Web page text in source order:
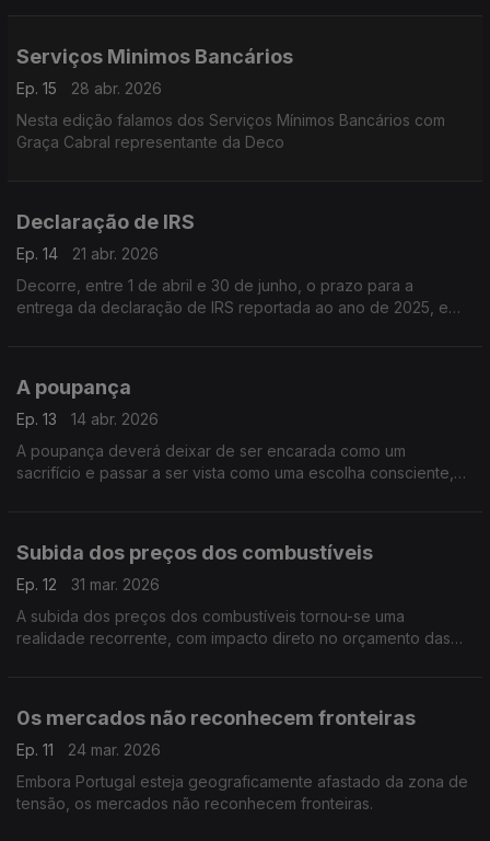
Serviços Minimos Bancários
Ep. 15
28 abr. 2026
Nesta edição falamos dos Serviços Mínimos Bancários com
Graça Cabral representante da Deco
Declaração de IRS
Ep. 14
21 abr. 2026
Decorre, entre 1 de abril e 30 de junho, o prazo para a
entrega da declaração de IRS reportada ao ano de 2025, e
A poupança
Ep. 13
14 abr. 2026
A poupança deverá deixar de ser encarada como um
sacrifício e passar a ser vista como uma escolha consciente,
Subida dos preços dos combustíveis
Ep. 12
31 mar. 2026
A subida dos preços dos combustíveis tornou-se uma
realidade recorrente, com impacto direto no orçamento das
0s mercados não reconhecem fronteiras
Ep. 11
24 mar. 2026
Embora Portugal esteja geograficamente afastado da zona de
tensão, os mercados não reconhecem fronteiras.